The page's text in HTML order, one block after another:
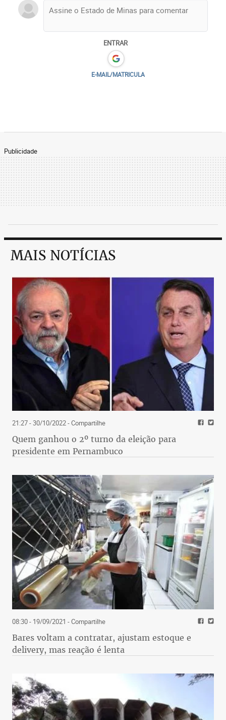
ENTRAR
E-MAIL/MATRICULA
Publicidade
MAIS NOTÍCIAS
21:27 - 30/10/2022- Compartilhe
Quem ganhou o 2º turno da eleição para
presidente em Pernambuco
08:30 - 19/09/2021 - Compartilhe
Bares voltam a contratar, ajustam estoque e
delivery, mas reação é lenta